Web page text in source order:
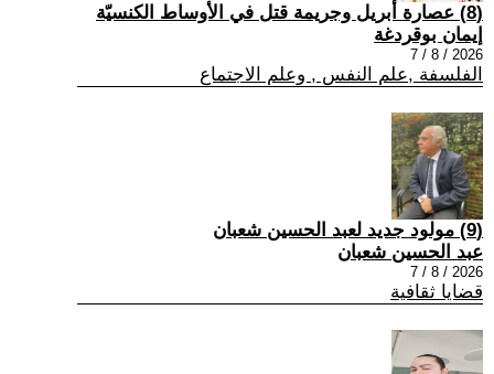
(8) عصارة أبريل وجريمة قتل في الأوساط الكنسيّة
إيمان بوقردغة
2026 / 8 / 7
الفلسفة ,علم النفس , وعلم الاجتماع
(9) مولود جديد لعبد الحسين شعبان
عبد الحسين شعبان
2026 / 8 / 7
قضايا ثقافية